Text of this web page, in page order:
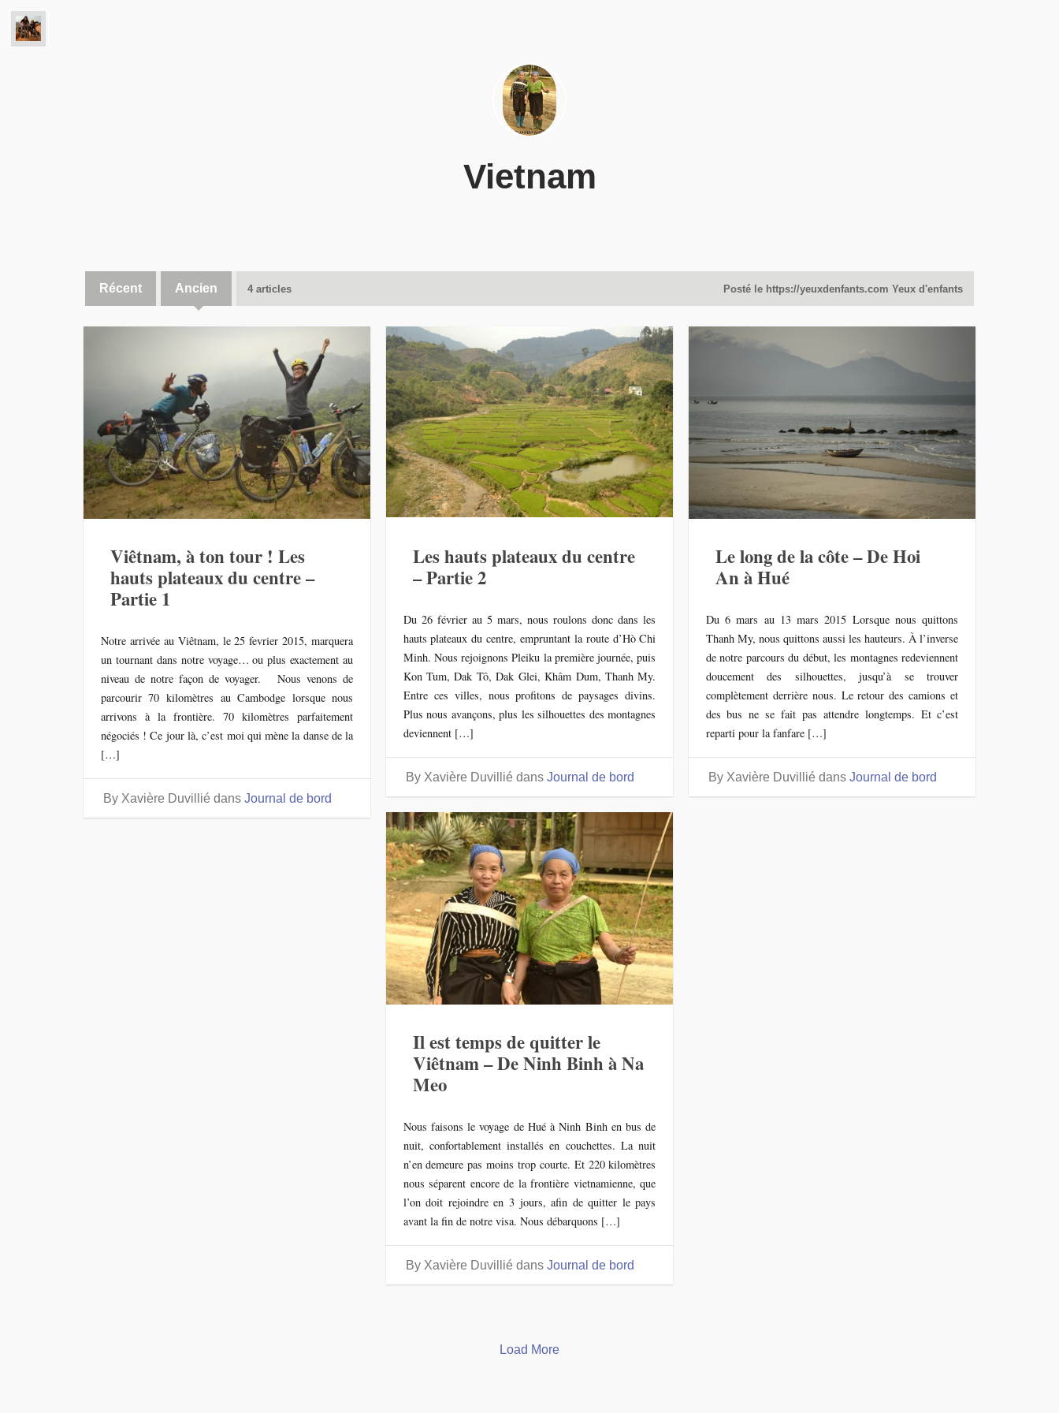
Vietnam
Récent Ancien 4 articles Posté le https://yeuxdenfants.com Yeux d'enfants
Viêtnam, à ton tour ! Les
hauts plateaux du centre –
Partie 1
Notre arrivée au Viêtnam, le 25 fevrier 2015, marquera
un tournant dans notre voyage… ou plus exactement au
niveau de notre façon de voyager. Nous venons de
parcourir 70 kilomètres au Cambodge lorsque nous
arrivons à la frontière. 70 kilomètres parfaitement
négociés ! Ce jour là, c’est moi qui mène la danse de la
[…]
By Xavière Duvillié dans Journal de bord
Les hauts plateaux du centre
– Partie 2
Du 26 février au 5 mars, nous roulons donc dans les
hauts plateaux du centre, empruntant la route d’Hò Chi
Minh. Nous rejoignons Pleiku la première journée, puis
Kon Tum, Dak Tô, Dak Glei, Khâm Dum, Thanh My.
Entre ces villes, nous profitons de paysages divins.
Plus nous avançons, plus les silhouettes des montagnes
deviennent […]
By Xavière Duvillié dans Journal de bord
Le long de la côte – De Hoi
An à Hué
Du 6 mars au 13 mars 2015 Lorsque nous quittons
Thanh My, nous quittons aussi les hauteurs. À l’inverse
de notre parcours du début, les montagnes redeviennent
doucement des silhouettes, jusqu’à se trouver
complètement derrière nous. Le retour des camions et
des bus ne se fait pas attendre longtemps. Et c’est
reparti pour la fanfare […]
By Xavière Duvillié dans Journal de bord
Il est temps de quitter le
Viêtnam – De Ninh Binh à Na
Meo
Nous faisons le voyage de Hué à Ninh Binh en bus de
nuit, confortablement installés en couchettes. La nuit
n’en demeure pas moins trop courte. Et 220 kilomètres
nous séparent encore de la frontière vietnamienne, que
l’on doit rejoindre en 3 jours, afin de quitter le pays
avant la fin de notre visa. Nous débarquons […]
By Xavière Duvillié dans Journal de bord
Load More